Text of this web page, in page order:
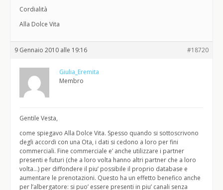
Cordialità
Alla Dolce Vita
9 Gennaio 2010 alle 19:16 #18720
Giulia_Eremita
Membro
Gentile Vesta,
come spiegavo Alla Dolce Vita. Spesso quando si sottoscrivono
degli accordi con una Ota, i dati si cedono a loro per fini
commerciali. Fine commerciale e’ anche utilizzare i partner
presenti e futuri (che a loro volta hanno altri partner che a loro
volta…) per diffondere il piu’ possibile il proprio database e
aumentare le prenotazioni. Questo ha un effetto benefico anche
per l’albergatore: si puo’ essere presenti in piu’ canali senza